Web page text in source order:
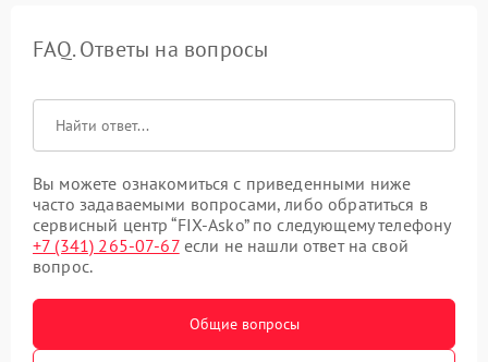
FAQ. Ответы на вопросы
Вы можете ознакомиться с приведенными ниже
часто задаваемыми вопросами, либо обратиться в
сервисный центр “FIX-Asko” по следующему телефону
+7 (341) 265-07-67если не нашли ответ на свой
вопрос.
Общие вопросы